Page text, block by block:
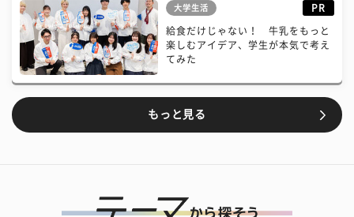
大学生活 PR
給食だけじゃない！ 牛乳をもっと
楽しむアイデア、学生が本気で考え
てみた
もっと見る